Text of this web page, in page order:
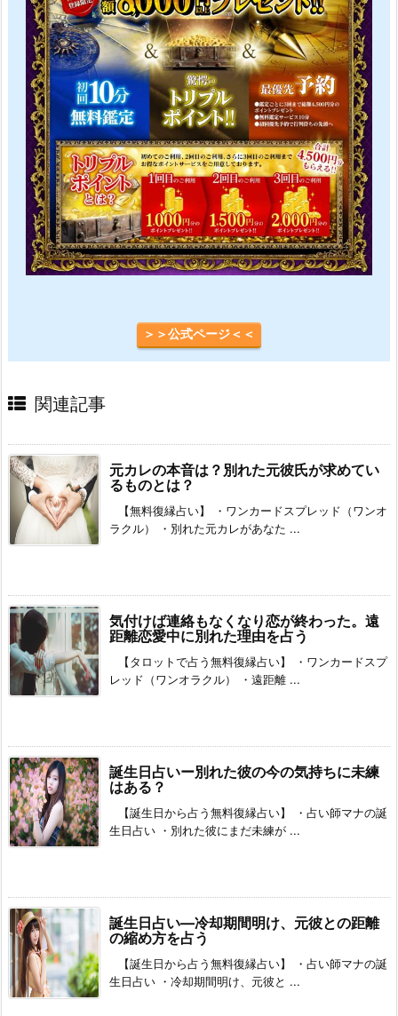
＞＞公式ページ＜＜
関連記事
元カレの本音は？別れた元彼氏が求めてい
るものとは？
【無料復縁占い】 ・ワンカードスプレッド（ワンオ
ラクル） ・別れた元カレがあなた ...
気付けば連絡もなくなり恋が終わった。遠
距離恋愛中に別れた理由を占う
【タロットで占う無料復縁占い】 ・ワンカードスプ
レッド（ワンオラクル） ・遠距離 ...
誕生日占いー別れた彼の今の気持ちに未練
はある？
【誕生日から占う無料復縁占い】 ・占い師マナの誕
生日占い ・別れた彼にまだ未練が ...
誕生日占い―冷却期間明け、元彼との距離
の縮め方を占う
【誕生日から占う無料復縁占い】 ・占い師マナの誕
生日占い ・冷却期間明け、元彼と ...